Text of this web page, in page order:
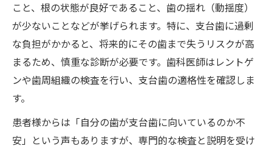
こと、根の状態が良好であること、歯の揺れ（動揺度）
が少ないことなどが挙げられます。特に、支台歯に過剰
な負担がかかると、将来的にその歯まで失うリスクが高
まるため、慎重な診断が必要です。歯科医師はレントゲ
ンや歯周組織の検査を行い、支台歯の適格性を確認しま
す。
患者様からは「自分の歯が支台歯に向いているのか不
安」という声もありますが、専門的な検査と説明を受け